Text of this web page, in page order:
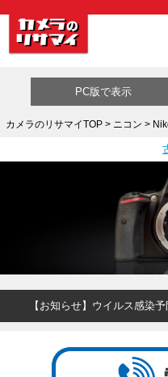
買取カテゴリ一覧
PC版で表示
カメラのリサマイTOP> ニコン >
【お知らせ】ウイルス感染